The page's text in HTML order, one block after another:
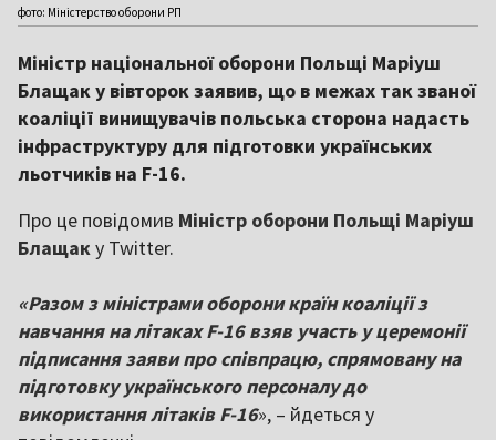
фото: Міністерство оборони РП
Міністр національної оборони Польщі Маріуш
Блащак у вівторок заявив, що в межах так званої
коаліції винищувачів польська сторона надасть
інфраструктуру для підготовки українських
льотчиків на F-16.
Про це повідомив Міністр оборони Польщі Маріуш
Блащаку Twitter.
«Разом з міністрами оборони країн коаліції з
навчання на літаках F-16 взяв участь у церемонії
підписання заяви про співпрацю, спрямовану на
підготовку українського персоналу до
використання літаків F-16», – йдеться у